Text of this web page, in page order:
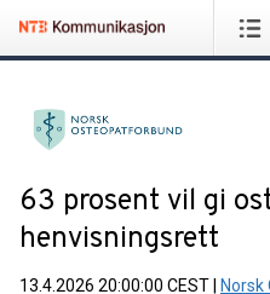
63 prosent vil gi
henvisningsrett
13.4.2026 20:00:00 CEST